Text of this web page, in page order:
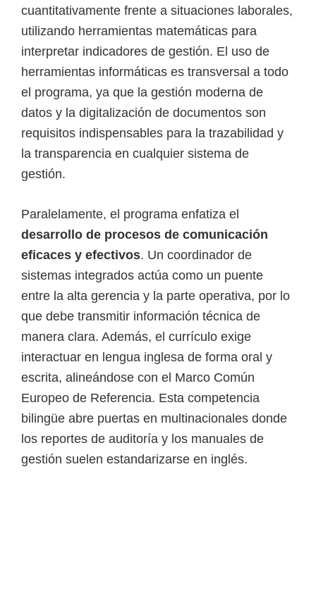
cuantitativamente frente a situaciones laborales,
utilizando herramientas matemáticas para
interpretar indicadores de gestión. El uso de
herramientas informáticas es transversal a todo
el programa, ya que la gestión moderna de
datos y la digitalización de documentos son
requisitos indispensables para la trazabilidad y
la transparencia en cualquier sistema de
gestión.
Paralelamente, el programa enfatiza el
desarrollo de procesos de comunicación
eficaces y efectivos. Un coordinador de
sistemas integrados actúa como un puente
entre la alta gerencia y la parte operativa, por lo
que debe transmitir información técnica de
manera clara. Además, el currículo exige
interactuar en lengua inglesa de forma oral y
escrita, alineándose con el Marco Común
Europeo de Referencia. Esta competencia
bilingüe abre puertas en multinacionales donde
los reportes de auditoría y los manuales de
gestión suelen estandarizarse en inglés.